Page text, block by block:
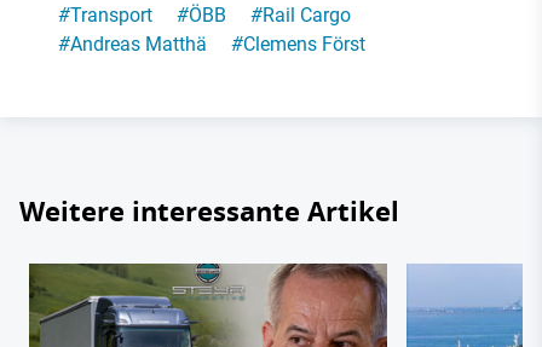
#Transport #ÖBB #Rail Cargo
#Andreas Matthä #Clemens Först
Weitere interessante Artikel